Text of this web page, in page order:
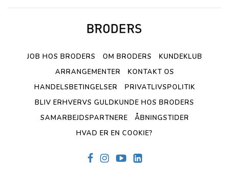
JOB HOS BRODERS OM BRODERS
KUNDEKLUB
ARRANGEMENTER
KONTAKT OS
HANDELSBETINGELSER
PRIVATLIVSPOLITIK
BLIV ERHVERVS GULDKUNDE HOS BRODERS
SAMARBEJDSPARTNERE
ÅBNINGSTIDER
HVAD ER EN COOKIE?